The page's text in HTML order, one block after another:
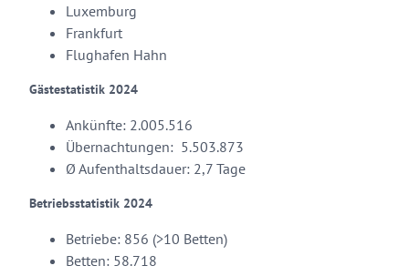
Luxemburg
Frankfurt
Flughafen Hahn
Gästestatistik 2024
Ankünfte: 2.005.516
Übernachtungen: 5.503.873
Ø Aufenthaltsdauer: 2,7 Tage
Betriebsstatistik 2024
Betriebe: 856 (>10 Betten)
Betten: 58.718